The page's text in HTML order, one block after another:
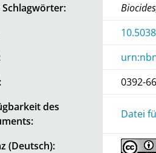
Schlagwörter:
0392-
des
Datei
(Deutsch):